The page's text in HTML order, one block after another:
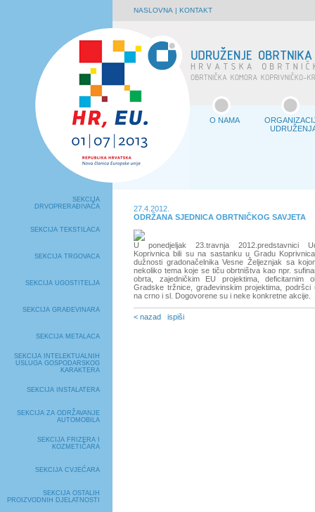
NASLOVNA | KONTAKT
O NAMA
SEKCIJA
DRVOPRERAĐIVAČA
SEKCIJA TEKSTILACA
SEKCIJA TRGOVACA
SEKCIJA UGOSTITELJA
SEKCIJA GRAĐEVINARA
SEKCIJA METALACA
SEKCIJA INTELEKTUALNIH
USLUGA GOSPODARSKOG
KARAKTERA
SEKCIJA INSTALATERA
SEKCIJA ZA ODRŽAVANJE
AUTOMOBILA
SEKCIJA FRIZERA I
KOZMETIČARA
SEKCIJA CVJEĆARA
SEKCIJA OSTALIH
PROIZVODNIH DJELATNOSTI
27.4.2012.
ODRŽANA SJEDNICA OBRTNIČKOG SAVJETA
U ponedjeljak 23.travnja 2012.predstavnici
Koprivnica bili su na sastanku u Gradu
dužnosti gradonačelnika Vesne Željeznjak sa
nekoliko tema koje se tiču obrtništva kao npr.
obrta, zajedničkim EU projektima, deficitarnim
Gradske tržnice, građevinskim projektima, podršci
na crno i sl. Dogovorene su i neke konkretne akcije.
< nazad ispiši